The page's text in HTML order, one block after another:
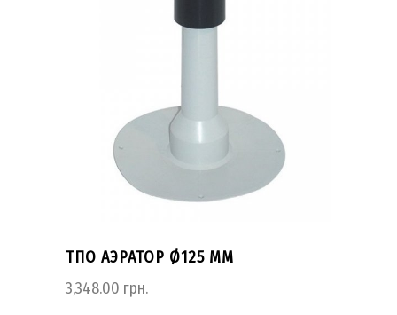
ТПО АЭРАТОР Ø125 ММ
3,348.00 грн.